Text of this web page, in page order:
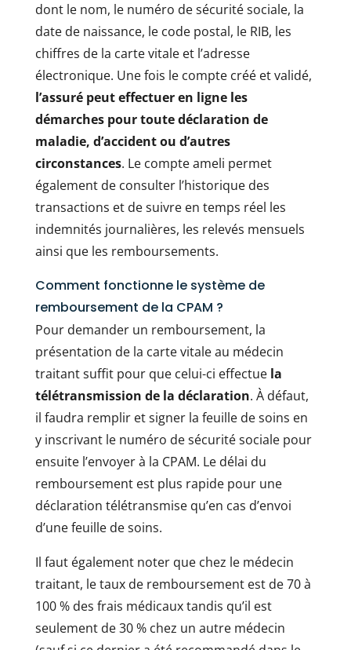
dont le nom, le numéro de sécurité sociale, la
date de naissance, le code postal, le RIB, les
chiffres de la carte vitale et l’adresse
électronique. Une fois le compte créé et validé,
l’assuré peut effectuer en ligne les
démarches pour toute déclaration de
maladie, d’accident ou d’autres
circonstances. Le compte ameli permet
également de consulter l’historique des
transactions et de suivre en temps réel les
indemnités journalières, les relevés mensuels
ainsi que les remboursements.
Comment fonctionne le système de
remboursement de la CPAM ?
Pour demander un remboursement, la
présentation de la carte vitale au médecin
traitant suffit pour que celui-ci effectue la
télétransmission de la déclaration. À défaut,
il faudra remplir et signer la feuille de soins en
y inscrivant le numéro de sécurité sociale pour
ensuite l’envoyer à la CPAM. Le délai du
remboursement est plus rapide pour une
déclaration télétransmise qu’en cas d’envoi
d’une feuille de soins.
Il faut également noter que chez le médecin
traitant, le taux de remboursement est de 70 à
100 % des frais médicaux tandis qu’il est
seulement de 30 % chez un autre médecin